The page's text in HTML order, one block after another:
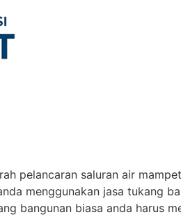
pelancaran saluran air
menggunakan jasa tukang
bangunan biasa anda harus